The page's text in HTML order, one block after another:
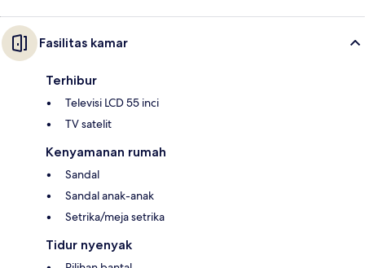
Fasilitas kamar
Terhibur
Televisi LCD 55 inci
TV satelit
Kenyamanan rumah
Sandal
Sandal anak-anak
Setrika/meja setrika
Tidur nyenyak